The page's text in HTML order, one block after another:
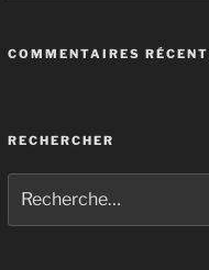
COMMENTAIRES
RECHERCHER